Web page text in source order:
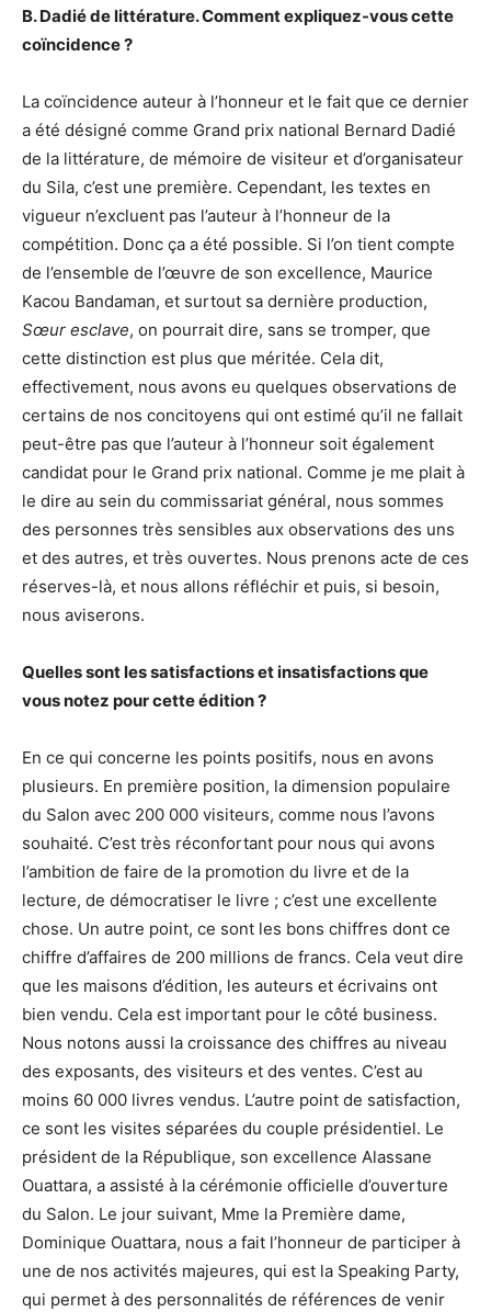
B. Dadié de littérature. Comment expliquez-vous cette
coïncidence ?
La coïncidence auteur à l’honneur et le fait que ce dernier
a été désigné comme Grand prix national Bernard Dadié
de la littérature, de mémoire de visiteur et d’organisateur
du Sila, c’est une première. Cependant, les textes en
vigueur n’excluent pas l’auteur à l’honneur de la
compétition. Donc ça a été possible. Si l’on tient compte
de l’ensemble de l’œuvre de son excellence, Maurice
Kacou Bandaman, et surtout sa dernière production,
Sœur esclave, on pourrait dire, sans se tromper, que
cette distinction est plus que méritée. Cela dit,
effectivement, nous avons eu quelques observations de
certains de nos concitoyens qui ont estimé qu’il ne fallait
peut-être pas que l’auteur à l’honneur soit également
candidat pour le Grand prix national. Comme je me plait à
le dire au sein du commissariat général, nous sommes
des personnes très sensibles aux observations des uns
et des autres, et très ouvertes. Nous prenons acte de ces
réserves-là, et nous allons réfléchir et puis, si besoin,
nous aviserons.
Quelles sont les satisfactions et insatisfactions que
vous notez pour cette édition ?
En ce qui concerne les points positifs, nous en avons
plusieurs. En première position, la dimension populaire
du Salon avec 200 000 visiteurs, comme nous l’avons
souhaité. C’est très réconfortant pour nous qui avons
l’ambition de faire de la promotion du livre et de la
lecture, de démocratiser le livre ; c’est une excellente
chose. Un autre point, ce sont les bons chiffres dont ce
chiffre d’affaires de 200 millions de francs. Cela veut dire
que les maisons d’édition, les auteurs et écrivains ont
bien vendu. Cela est important pour le côté business.
Nous notons aussi la croissance des chiffres au niveau
des exposants, des visiteurs et des ventes. C’est au
moins 60 000 livres vendus. L’autre point de satisfaction,
ce sont les visites séparées du couple présidentiel. Le
président de la République, son excellence Alassane
Ouattara, a assisté à la cérémonie officielle d’ouverture
du Salon. Le jour suivant, Mme la Première dame,
Dominique Ouattara, nous a fait l’honneur de participer à
une de nos activités majeures, qui est la Speaking Party,
qui permet à des personnalités de références de venir